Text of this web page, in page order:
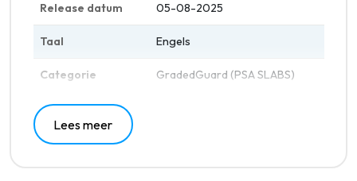
Release datum 05-08-2025
Taal Engels
Categorie GradedGuard (PSA SLABS)
Lees meer